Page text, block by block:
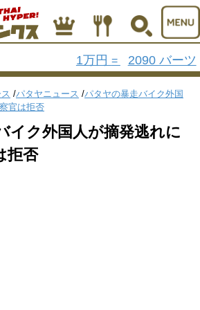
1万円 = 2090 バーツ
/パタヤニュース /パタヤの暴走バイク外国
官は拒否
イク外国人が摘発逃れに
拒否